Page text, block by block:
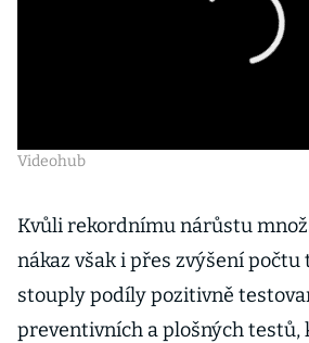
Videohub
Kvůli rekordnímu nárůstu
nákaz však i přes zvýšení počtu
stouply podíly pozitivně
preventivních a plošných testů,